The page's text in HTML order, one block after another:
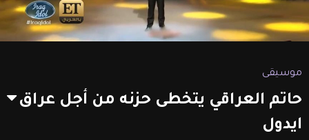
موسيقى
حاتم العراقي يتخطى حزنه من أجل عراق
ايدول